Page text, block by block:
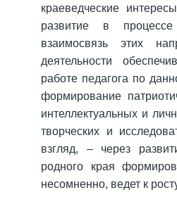
краеведческие
развитие в
взаимосвязь этих
деятельности
работе педагога по
формирование
интеллектуальных и
творческих и
взгляд, – через
родного края
несомненно, ведет к